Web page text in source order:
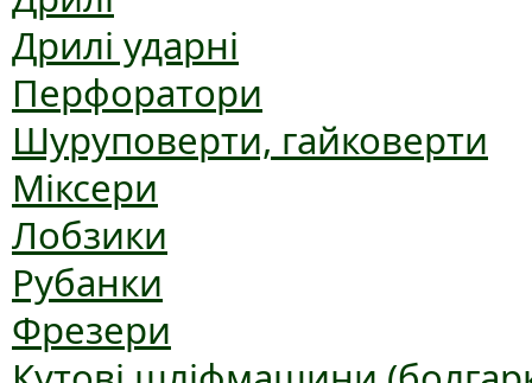
Дрилі ударні
Перфоратори
Шуруповерти, гайковерти
Міксери
Лобзики
Рубанки
Фрезери